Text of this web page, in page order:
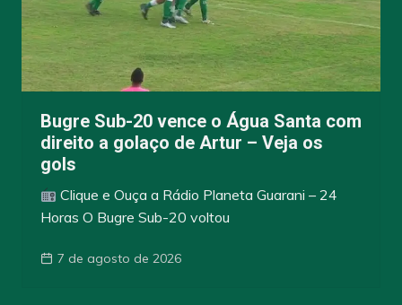
Bugre Sub-20 vence o Água Santa com
direito a golaço de Artur – Veja os
gols
Clique e Ouça a Rádio Planeta Guarani – 24
Horas O Bugre Sub-20 voltou
7 de agosto de 2026